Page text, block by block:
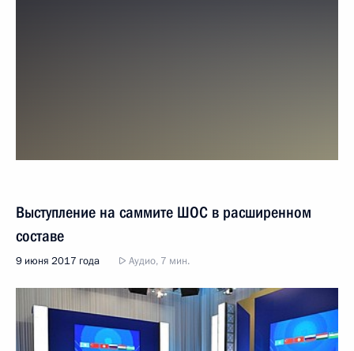
Выступление на саммите ШОС в расширенном
составе
9 июня 2017 года Аудио, 7 мин.